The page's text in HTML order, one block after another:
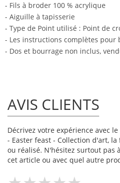
- Fils à broder 100 % acrylique
- Aiguille à tapisserie
- Type de Point utilisé : Point de
- Les instructions complètes pour
- Dos et bourrage non inclus,
AVIS CLIENTS
Décrivez votre expérience avec
- Easter feast - Collection d'art,
ou réalisé. N'hésitez surtout pas
cet article ou avec quel autre